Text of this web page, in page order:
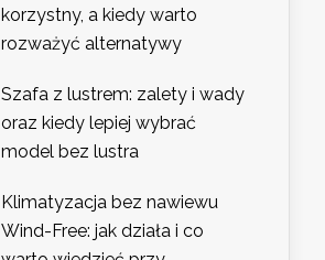
korzystny, a kiedy warto
rozważyć alternatywy
Szafa z lustrem: zalety i wady
oraz kiedy lepiej wybrać
model bez lustra
Klimatyzacja bez nawiewu
Wind-Free: jak działa i co